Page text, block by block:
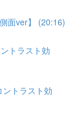
面ver】 (20:16)
トラスト効
トラスト効